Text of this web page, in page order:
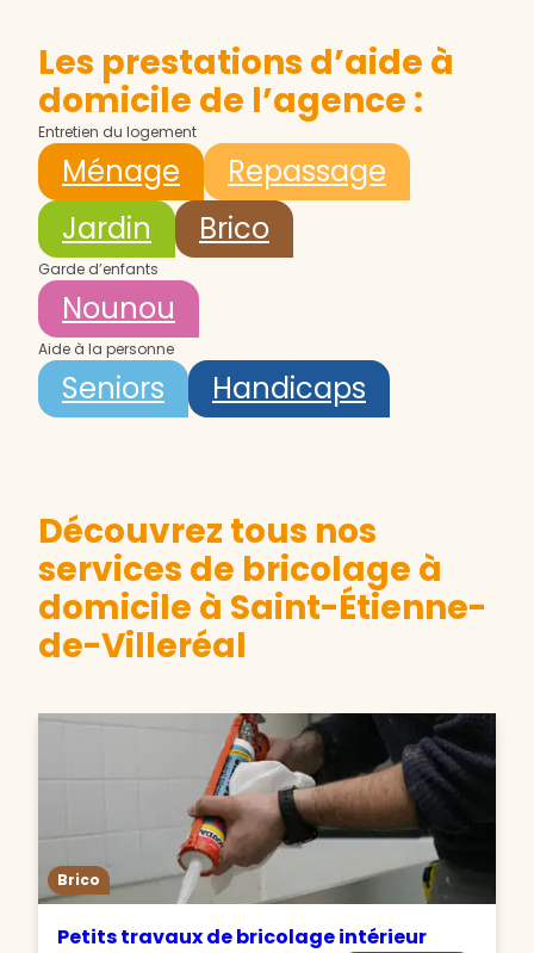
Les prestations d’aide à
domicile de l’agence :
Entretien du logement
Ménage
Repassage
Jardin
Brico
Garde d’enfants
Nounou
Aide à la personne
Seniors Handicaps
Découvrez tous nos
services de bricolage à
domicile à Saint-Étienne-
de-Villeréal
Brico
Petits travaux de bricolage intérieur